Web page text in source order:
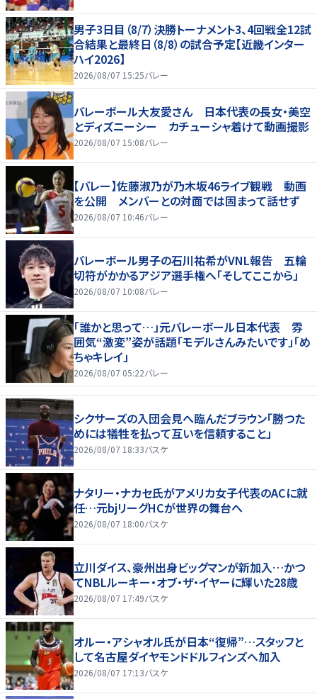
男子3日目（8/7）決勝トーナメント3、4回戦全12試
合結果と最終日（8/8）の試合予定【近畿インター
ハイ2026】
2026/08/07 15:25バレー
バレーボール大友愛さん 日本代表の長女・美空
とディズニーシー カチューシャ着けて動画撮影
2026/08/07 15:08バレー
【バレー】佐藤淑乃が乃木坂46ライブ観戦 動画
を公開 メンバーとの対面では固まって話せず
2026/08/07 10:46バレー
バレーボール男子の石川祐希がVNL報告 五輪
切符がかかるアジア選手権へ「そしてここから」
2026/08/07 10:08バレー
「誰かと思って…」元バレーボール日本代表 雰
囲気“激変”姿が話題「モデルさんみたいです」「め
ちゃキレイ」
2026/08/07 05:22バレー
シクサーズの入団会見へ臨んだブラウン「勝つた
めには犠牲を払って互いを信頼すること」
2026/08/07 18:33バスケ
ナタリー・ナカセ氏がアメリカ女子代表のACに就
任…元bjリーグHCが世界の舞台へ
2026/08/07 18:00バスケ
立川ダイス、豪州出身ビッグマンが新加入…かつ
てNBLルーキー・オブ・ザ・イヤーに輝いた28歳
2026/08/07 17:49バスケ
オルー・アシャオル氏が日本“復帰”…スタッフと
して名古屋ダイヤモンドドルフィンズへ加入
2026/08/07 17:13バスケ